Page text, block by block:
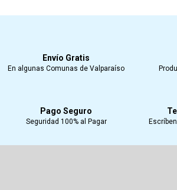
Envío Gratis
En algunas Comunas de Valparaíso
Pago Seguro
Seguridad 100% al Pagar